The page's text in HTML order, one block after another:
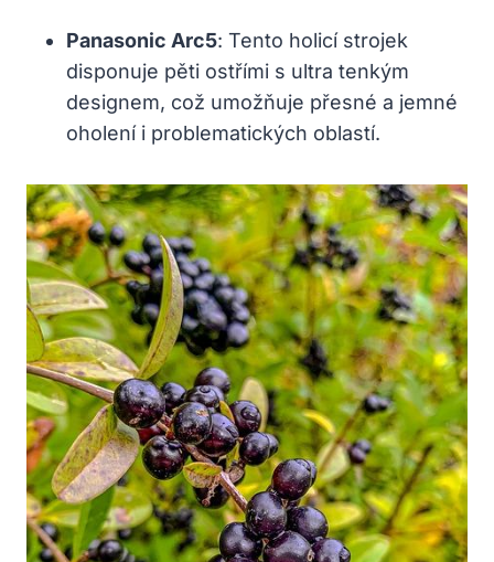
Panasonic Arc5: Tento holicí strojek
disponuje pěti ostřími s ultra tenkým
designem, což umožňuje přesné a jemné
oholení i problematických oblastí.